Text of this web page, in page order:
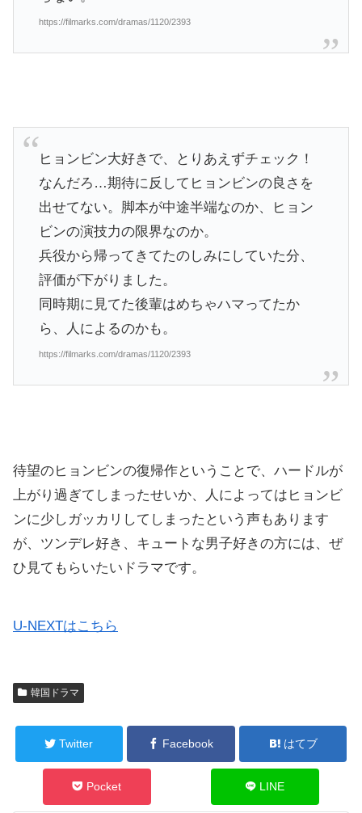
https://filmarks.com/dramas/1120/2393
ヒョンビン大好きで、とりあえずチェック！
なんだろ…期待に反してヒョンビンの良さを
出せてない。脚本が中途半端なのか、ヒョン
ビンの演技力の限界なのか。
兵役から帰ってきてたのしみにしていた分、
評価が下がりました。
同時期に見てた後輩はめちゃハマってたか
ら、人によるのかも。
https://filmarks.com/dramas/1120/2393
待望のヒョンビンの復帰作ということで、ハードルが
上がり過ぎてしまったせいか、人によってはヒョンビ
ンに少しガッカリしてしまったという声もあります
が、ツンデレ好き、キュートな男子好きの方には、ぜ
ひ見てもらいたいドラマです。
U-NEXTはこちら
韓国ドラマ
Twitter Facebook はてブ
Pocket LINE